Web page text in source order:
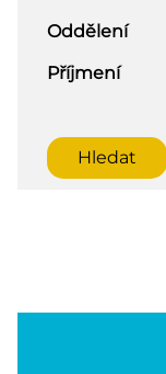
Oddělení
Příjmení